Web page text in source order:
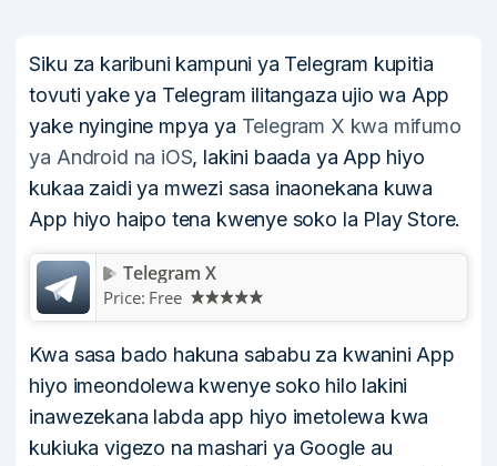
Siku za karibuni kampuni ya Telegram kupitia
tovuti yake ya Telegram ilitangaza ujio wa App
yake nyingine mpya ya Telegram X kwa mifumo
ya Android na iOS, lakini baada ya App hiyo
kukaa zaidi ya mwezi sasa inaonekana kuwa
App hiyo haipo tena kwenye soko la Play Store.
Telegram X
Price: Free
Kwa sasa bado hakuna sababu za kwanini App
hiyo imeondolewa kwenye soko hilo lakini
inawezekana labda app hiyo imetolewa kwa
kukiuka vigezo na mashari ya Google au